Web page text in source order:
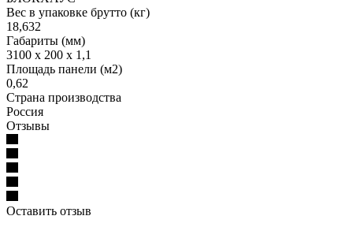
Вес в упаковке брутто (кг)
18,632
Габариты (мм)
3100 x 200 x 1,1
Площадь панели (м2)
0,62
Страна производства
Россия
Отзывы
Оставить отзыв